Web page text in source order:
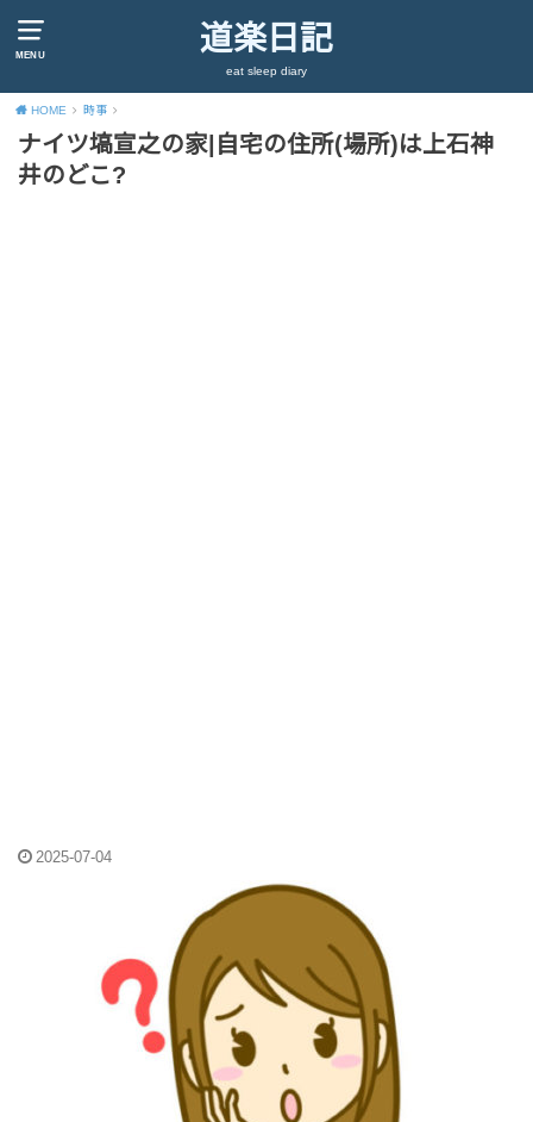
MENU 道楽日記
eat sleep diary
HOME 時事
ナイツ塙宣之の家|自宅の住所(場所)は上石神
井のどこ?
2025-07-04